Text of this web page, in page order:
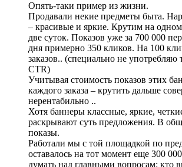
Опять-таки пример из жизни.
Продавали некие предметы быта.
– красивые и яркие. Крутим на
две суток. Показов уже за 700 000
дня примерно 350 кликов. На 100
заказов.. (специально не употребляю
CTR)
Учитывая стоимость показов этих
каждого заказа – крутить дальше
нерентабильно ..
Хотя баннеры классные, яркие,
раскрывают суть предложения. В
показы.
Работали мы с той площадкой по
оставалось на тот момент еще 300
думать над главными вопросам: кто